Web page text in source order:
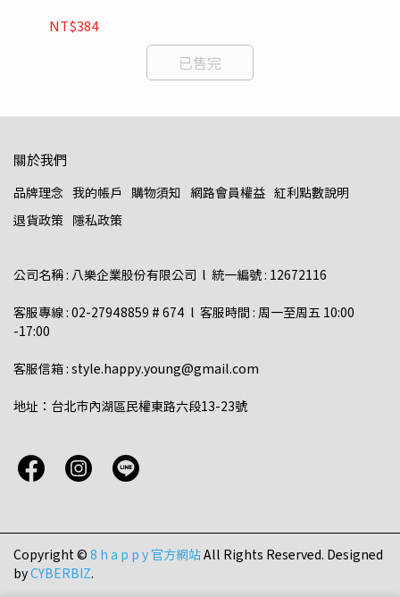
NT$384
已售完
關於我們
品牌理念 我的帳戶 購物須知 網路會員權益 紅利點數說明
退貨政策 隱私政策
公司名稱 : 八樂企業股份有限公司  l  統一編號 : 12672116
客服專線 : 02-27948859 # 674  l  客服時間 : 周一至周五 10:00
-17:00
客服信箱 : style.happy.young@gmail.com
地址：台北市內湖區民權東路六段13-23號
Copyright © 8 h a p p y 官方網站All Rights Reserved. Designed
byCYBERBIZ.